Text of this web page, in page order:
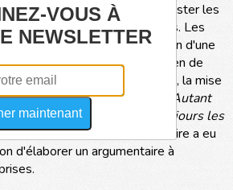
Renaud s'est s'attaché à lister les
fournir aux entreprises. Les
Il cite, par exemple, la création d'une
nautique d'occasion, l'entretien de
le portage de repas à domicile, la mise
sur les chantiers... «
Autant
les entreprises n'ont pas toujours les
», précise-t-il. Le jeune stagiaire a eu
d'élaborer un argumentaire à
VOUS À
NEWSLETTER
maintenant